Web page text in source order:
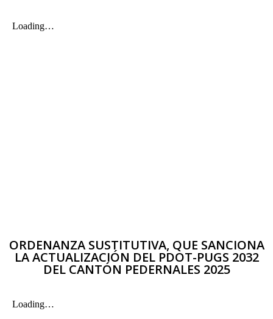
ORDENANZA SUSTITUTIVA, QUE SANCIONA
LA ACTUALIZACIÓN DEL PDOT-PUGS 2032
DEL CANTÓN PEDERNALES 2025